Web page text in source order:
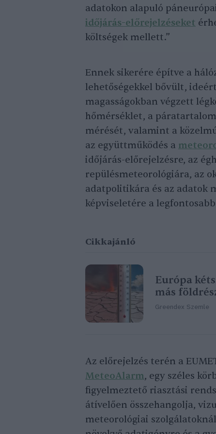
adatokon alapuló
időjárás-előrejelzéseket
költségek mellett.”
Ennek sikerére építve a
lehetőségekkel bővült,
magasságokban végzett
hőmérséklet, a páratartalom
mérését, valamint a
az együttműködés a
időjárás-előrejelzésre, az
repülésmeteorológiára, az
adatpolitikára és az adatok
képviseletére a
Cikkajánló
Európa
más
Greendex Szemle
Az előrejelzés terén a
MeteoAlarm, egy széles
figyelmeztető riasztási
átívelően összehangolja,
meteorológiai